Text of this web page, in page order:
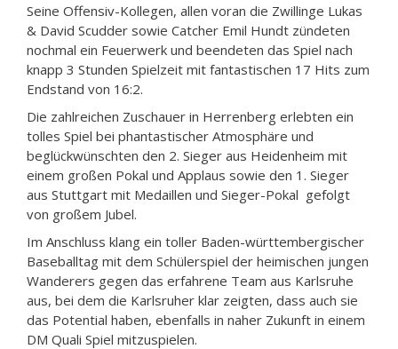
Seine Offensiv-Kollegen, allen voran die Zwillinge Lukas
& David Scudder sowie Catcher Emil Hundt zündeten
nochmal ein Feuerwerk und beendeten das Spiel nach
knapp 3 Stunden Spielzeit mit fantastischen 17 Hits zum
Endstand von 16:2.
Die zahlreichen Zuschauer in Herrenberg erlebten ein
tolles Spiel bei phantastischer Atmosphäre und
beglückwünschten den 2. Sieger aus Heidenheim mit
einem großen Pokal und Applaus sowie den 1. Sieger
aus Stuttgart mit Medaillen und Sieger-Pokal gefolgt
von großem Jubel.
Im Anschluss klang ein toller Baden-württembergischer
Baseballtag mit dem Schülerspiel der heimischen jungen
Wanderers gegen das erfahrene Team aus Karlsruhe
aus, bei dem die Karlsruher klar zeigten, dass auch sie
das Potential haben, ebenfalls in naher Zukunft in einem
DM Quali Spiel mitzuspielen.